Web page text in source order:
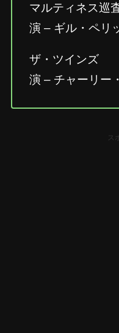
マルティネス巡
演 – ギル・ペリ
ザ・ツインズ
演 – チャーリー
ス